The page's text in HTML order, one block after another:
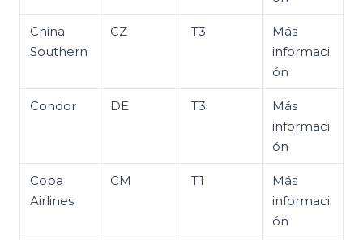
China
Southern
CZ T3
Más
informaci
ón
Condor DE T3
Más
informaci
ón
Copa
Airlines
CM T1
Más
informaci
ón